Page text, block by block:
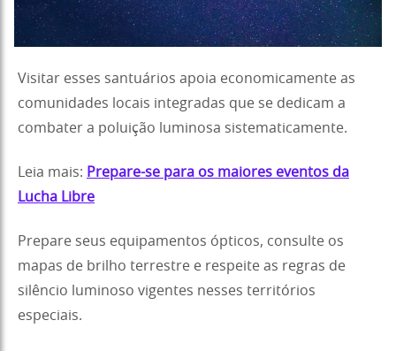
Visitar esses santuários apoia economicamente as
comunidades locais integradas que se dedicam a
combater a poluição luminosa sistematicamente.
Leia mais: Prepare-se para os maiores eventos da
Lucha Libre
Prepare seus equipamentos ópticos, consulte os
mapas de brilho terrestre e respeite as regras de
silêncio luminoso vigentes nesses territórios
especiais.